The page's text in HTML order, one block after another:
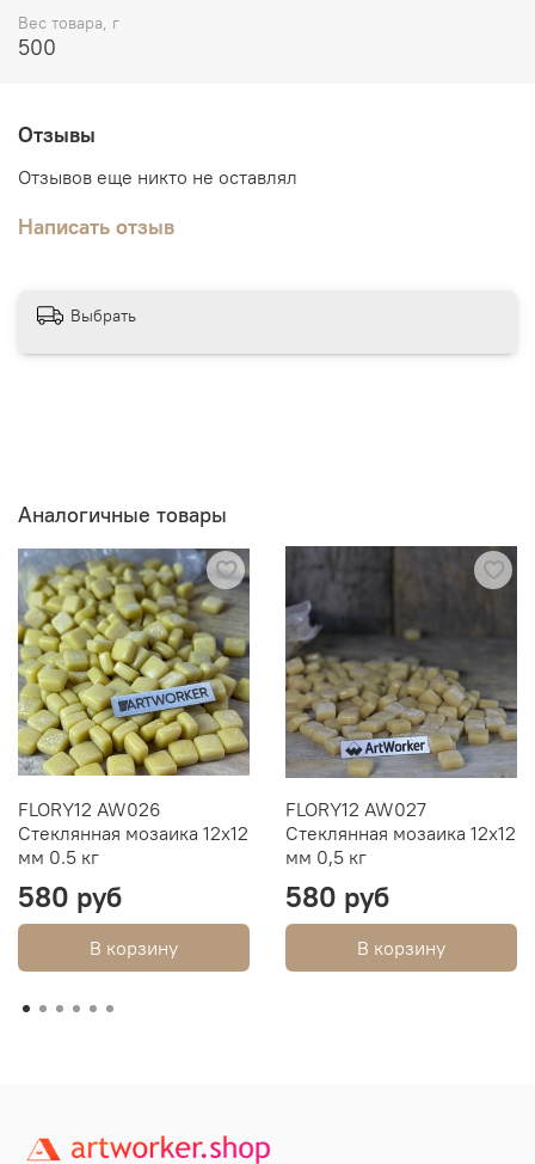
Вес товара, г
500
Отзывы
Отзывов еще никто не оставлял
Написать отзыв
Выбрать
Аналогичные товары
FLORY12 AW026
Стеклянная мозаика 12х12
мм 0.5 кг
580 руб
В корзину
FLORY12 AW027
Стеклянная мозаика 12х12
мм 0,5 кг
580 руб
В корзину